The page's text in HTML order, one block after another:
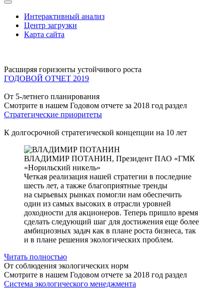
Интерактивный анализ
Центр загрузки
Карта сайта
Расширяя горизонты устойчивого роста
ГОДОВОЙ ОТЧЕТ 2019
От 5-летнего планирования
Смотрите в нашем Годовом отчете за 2018 год раздел
Стратегические приоритеты
К долгосрочной стратегической концепции на 10 лет
ВЛАДИМИР ПОТАНИН, Президент ПАО «ГМК
«Норильский никель»
Четкая реализация нашей стратегии в последние
шесть лет, а также благоприятные тренды
на сырьевых рынках помогли нам обеспечить
один из самых высоких в отрасли уровней
доходности для акционеров. Теперь пришло время
сделать следующий шаг для достижения еще более
амбициозных задач как в плане роста бизнеса, так
и в плане решения экологических проблем.
Читать полностью
От соблюдения экологических норм
Смотрите в нашем Годовом отчете за 2018 год раздел
Система экологического менеджмента